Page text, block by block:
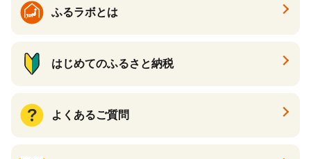
ふるラボとは
はじめてのふるさと納税
よくあるご質問